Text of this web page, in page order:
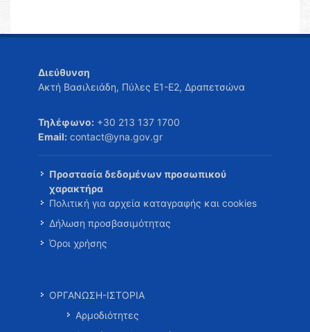
Διεύθυνση
Ακτή Βασιλειάδη, Πύλες Ε1-Ε2, Δραπετσώνα
Τηλέφωνο: +30 213 137 1700
Email: contact@yna.gov.gr
Προστασία δεδομένων προσωπικού
χαρακτήρα
Πολιτική για αρχεία καταγραφής και cookies
Δήλωση προσβασιμότητας
Όροι χρήσης
ΟΡΓΑΝΩΣΗ-ΙΣΤΟΡΙΑ
Αρμοδιότητες